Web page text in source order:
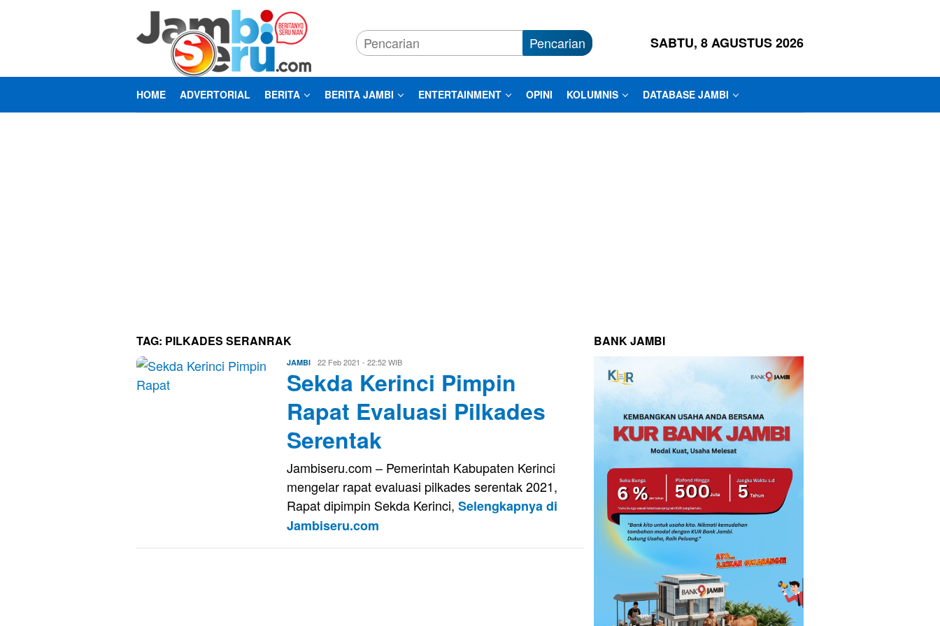
Pencarian SABTU, 8 AGUSTUS 2026
HOME ADVERTORIAL BERITA BERITA JAMBI ENTERTAINMENT OPINI KOLUMNIS DATABASE JAMBI
TAG: PILKADES SERANRAK
JAMBI Eri
Saputra
22 Feb 2021 - 22:52 WIB
Sekda Kerinci Pimpin
Rapat Evaluasi Pilkades
Serentak
Jambiseru.com – Pemerintah Kabupaten Kerinci
mengelar rapat evaluasi pilkades serentak 2021,
Rapat dipimpin Sekda Kerinci, Selengkapnya di
Jambiseru.com
BANK JAMBI